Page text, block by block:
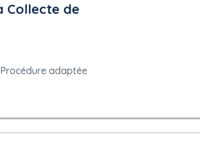
: français
Collecte de
Procédure adaptée